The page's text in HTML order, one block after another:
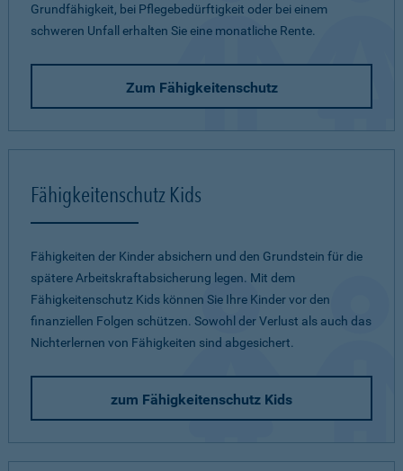
Grundfähigkeit, bei Pflegebedürftigkeit oder bei einem
schweren Unfall erhalten Sie eine monatliche Rente.
Zum Fähigkeitenschutz
Fähigkeitenschutz Kids
Fähigkeiten der Kinder absichern und den Grundstein für die
spätere Arbeitskraftabsicherung legen. Mit dem
Fähigkeitenschutz Kids können Sie Ihre Kinder vor den
finanziellen Folgen schützen. Sowohl der Verlust als auch das
Nichterlernen von Fähigkeiten sind abgesichert.
zum Fähigkeitenschutz Kids